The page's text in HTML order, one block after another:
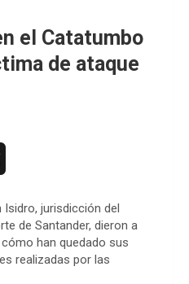
el Catatumbo
de ataque
r
e
Isidro, jurisdicción del
de Santander, dieron a
han quedado sus
realizadas por las